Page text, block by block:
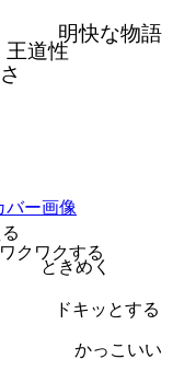
明快な物語
王道性
ワクワクする
ときめく
ドキッとする
かっこいい